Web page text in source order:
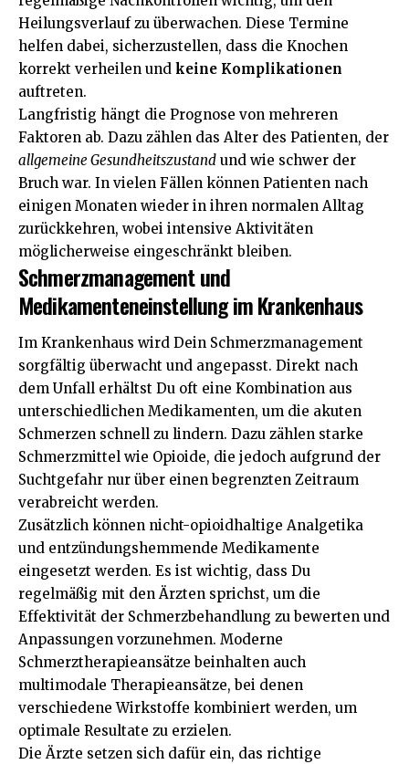
Heilungsverlauf zu überwachen. Diese Termine
helfen dabei, sicherzustellen, dass die Knochen
korrekt verheilen und keine Komplikationen
auftreten.
Langfristig hängt die Prognose von mehreren
Faktoren ab. Dazu zählen das Alter des Patienten, der
allgemeine Gesundheitszustand und wie schwer der
Bruch war. In vielen Fällen können Patienten nach
einigen Monaten wieder in ihren normalen Alltag
zurückkehren, wobei intensive Aktivitäten
möglicherweise eingeschränkt bleiben.
Schmerzmanagement und
Medikamenteneinstellung im Krankenhaus
Im Krankenhaus wird Dein Schmerzmanagement
sorgfältig überwacht und angepasst. Direkt nach
dem Unfall erhältst Du oft eine Kombination aus
unterschiedlichen Medikamenten, um die akuten
Schmerzen schnell zu lindern. Dazu zählen starke
Schmerzmittel wie Opioide, die jedoch aufgrund der
Suchtgefahr nur über einen begrenzten Zeitraum
verabreicht werden.
Zusätzlich können nicht-opioidhaltige Analgetika
und entzündungshemmende Medikamente
eingesetzt werden. Es ist wichtig, dass Du
regelmäßig mit den Ärzten sprichst, um die
Effektivität der Schmerzbehandlung zu bewerten und
Anpassungen vorzunehmen. Moderne
Schmerztherapieansätze beinhalten auch
multimodale Therapieansätze, bei denen
verschiedene Wirkstoffe kombiniert werden, um
optimale Resultate zu erzielen.
Die Ärzte setzen sich dafür ein, das richtige